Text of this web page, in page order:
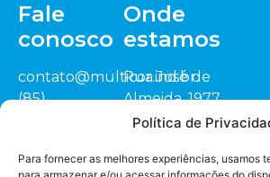
Política de
Para fornecer as melhores experiências, usamos
Fale
conosco
contato@multicor.ind.br
(85)
Onde
estamos
Rua José de
Almeida, 1977
Sitio Cardeais,
Jaguaruana/CE